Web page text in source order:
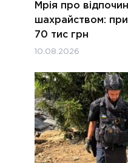
Мрія про
шахрайством:
70 тис грн
10.08.2026